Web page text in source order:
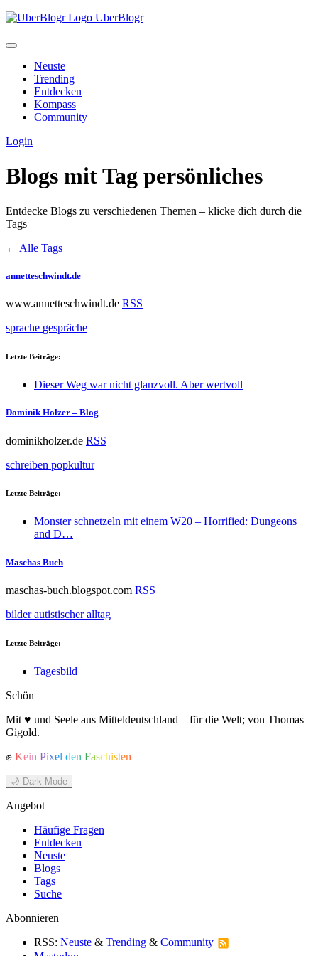
UberBlogr
Neuste
Trending
Entdecken
Kompass
Community
Login
Blogs mit Tag persönliches
Entdecke Blogs zu verschiedenen Themen – klicke dich durch die
Tags
← Alle Tags
annetteschwindt.de
www.annetteschwindt.de RSS
sprache gespräche
Letzte Beiträge:
Dieser Weg war nicht glanzvoll. Aber wertvoll
Dominik Holzer – Blog
dominikholzer.de RSS
schreiben popkultur
Letzte Beiträge:
Monster schnetzeln mit einem W20 – Horrified: Dungeons
and D…
Maschas Buch
maschas-buch.blogspot.com RSS
bilderautistischer alltag
Letzte Beiträge:
Tagesbild
Schön
Mit ♥ und Seele aus Mitteldeutschland – für die Welt; von Thomas
Gigold.
✊ Kein Pixel den Faschisten
🌙 Dark Mode
Angebot
Häufige Fragen
Entdecken
Neuste
Blogs
Tags
Suche
Abonnieren
RSS: Neuste & Trending & Community